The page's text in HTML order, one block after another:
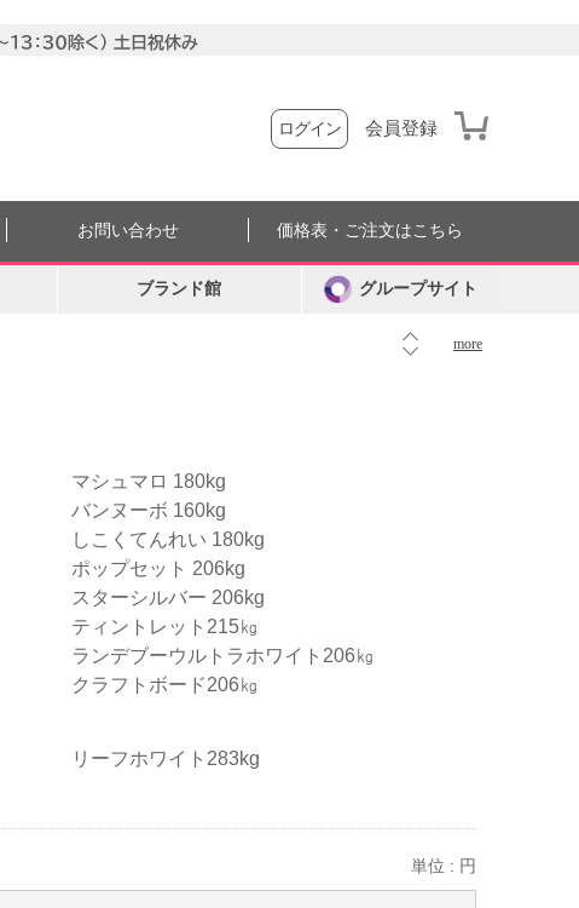
ログイン 会員登録
more
お問い合わせ 価格表・ご注文はこちら
ブランド館 グループサイト
マシュマロ 180kg
バンヌーボ 160kg
しこくてんれい 180kg
ポップセット 206kg
スターシルバー 206kg
ティントレット215㎏
ランデブーウルトラホワイト206㎏
クラフトボード206㎏
リーフホワイト283kg
単位 : 円